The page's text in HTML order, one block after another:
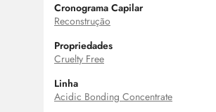
Cronograma Capilar
Reconstrução
Propriedades
Cruelty Free
Linha
Acidic Bonding Concentrate